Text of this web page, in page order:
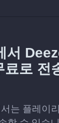
료로 전
는 플레이